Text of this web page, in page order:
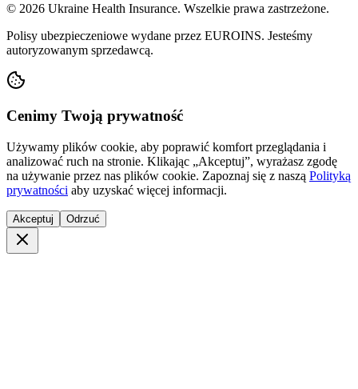
© 2026 Ukraine Health Insurance. Wszelkie prawa zastrzeżone.
Polisy ubezpieczeniowe wydane przez EUROINS. Jesteśmy
autoryzowanym sprzedawcą.
Cenimy Twoją prywatność
Używamy plików cookie, aby poprawić komfort przeglądania i
analizować ruch na stronie. Klikając „Akceptuj”, wyrażasz zgodę
na używanie przez nas plików cookie. Zapoznaj się z naszą Polityką
prywatności aby uzyskać więcej informacji.
Akceptuj Odrzuć